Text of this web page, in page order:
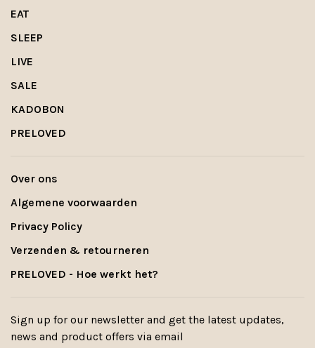
EAT
SLEEP
LIVE
SALE
KADOBON
PRELOVED
Over ons
Algemene voorwaarden
Privacy Policy
Verzenden & retourneren
PRELOVED - Hoe werkt het?
Sign up for our newsletter and get the latest updates,
news and product offers via email